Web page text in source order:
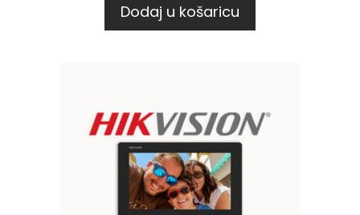
Dodaj u košaricu